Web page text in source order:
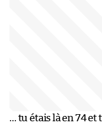
… tu étais là en 74 et